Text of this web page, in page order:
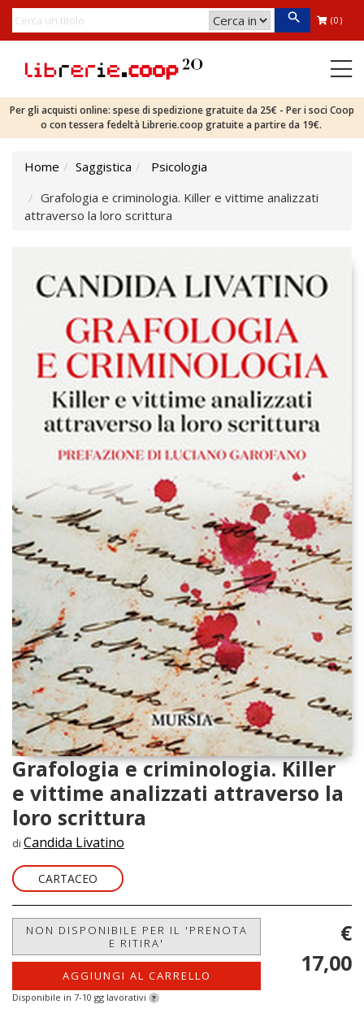
(0)
Per gli acquisti online: spese di spedizione gratuite da 25€ - Per i soci Coop
o con tessera fedeltà Librerie.coop gratuite a partire da 19€.
Home Saggistica
Psicologia
Grafologia e criminologia. Killer e vittime analizzati
attraverso la loro scrittura
Grafologia e criminologia. Killer
e vittime analizzati attraverso la
loro scrittura
di Candida Livatino
CARTACEO
NON DISPONIBILE PER IL 'PRENOTA
E RITIRA'
AGGIUNGI AL CARRELLO
Disponibile in 7-10 gg lavorativi ?
€
17,00